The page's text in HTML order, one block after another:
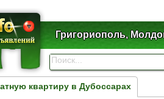
Григориополь,
квартиру в Дубоссарах